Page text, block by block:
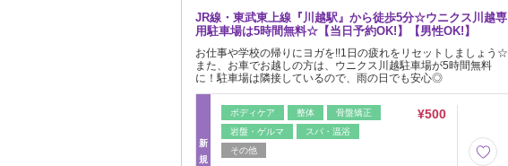
JR線・東武東上線『川越駅』から徒歩5分☆ウニクス川越専
用駐車場は5時間無料☆【当日予約OK!】【男性OK!】
お仕事や学校の帰りにヨガを!!1日の疲れをリセットしましょう☆
また、お車でお越しの方は、ウニクス川越駐車場が5時間無料
に！駐車場は隣接しているので、雨の日でも安心◎
新
規
ボディケア 整体
骨盤矯正
岩盤・ゲルマ
スパ・温浴
その他
¥500